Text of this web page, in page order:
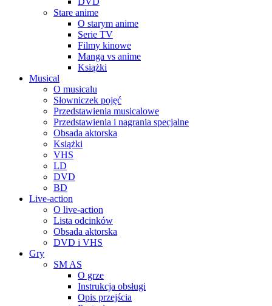
Stare anime
O starym anime
Serie TV
Filmy kinowe
Manga vs anime
Książki
Musical
O musicalu
Słowniczek pojęć
Przedstawienia musicalowe
Przedstawienia i nagrania specjalne
Obsada aktorska
Książki
VHS
LD
DVD
BD
Live-action
O live-action
Lista odcinków
Obsada aktorska
DVD i VHS
Gry
SM AS
O grze
Instrukcja obsługi
Opis przejścia